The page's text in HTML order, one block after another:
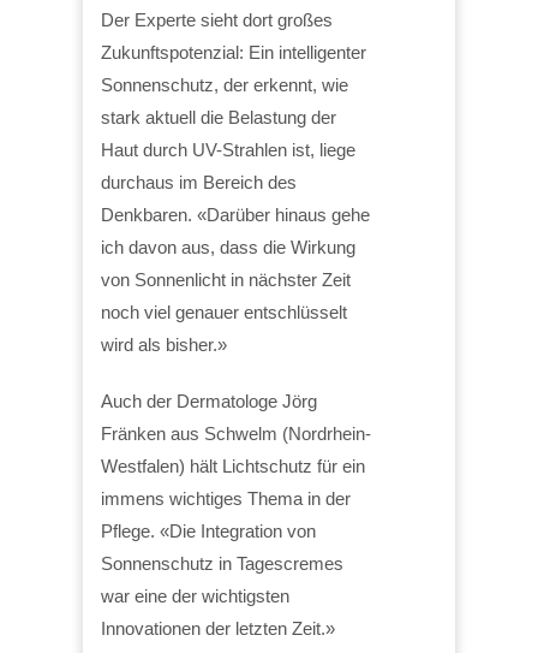
Der Experte sieht dort großes
Zukunftspotenzial: Ein intelligenter
Sonnenschutz, der erkennt, wie
stark aktuell die Belastung der
Haut durch UV-Strahlen ist, liege
durchaus im Bereich des
Denkbaren. «Darüber hinaus gehe
ich davon aus, dass die Wirkung
von Sonnenlicht in nächster Zeit
noch viel genauer entschlüsselt
wird als bisher.»
Auch der Dermatologe Jörg
Fränken aus Schwelm (Nordrhein-
Westfalen) hält Lichtschutz für ein
immens wichtiges Thema in der
Pflege. «Die Integration von
Sonnenschutz in Tagescremes
war eine der wichtigsten
Innovationen der letzten Zeit.»